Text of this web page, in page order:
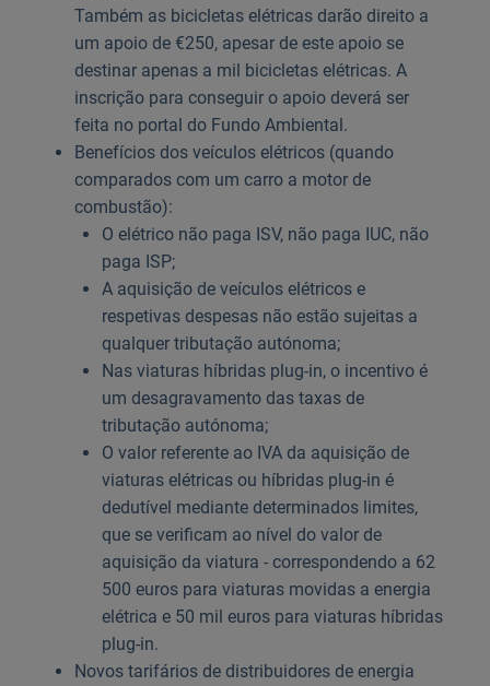
Também as bicicletas elétricas darão direito a
um apoio de €250, apesar de este apoio se
destinar apenas a mil bicicletas elétricas. A
inscrição para conseguir o apoio deverá ser
feita no portal do Fundo Ambiental.
Benefícios dos veículos elétricos (quando
comparados com um carro a motor de
combustão):
O elétrico não paga ISV, não paga IUC, não
paga ISP;
A aquisição de veículos elétricos e
respetivas despesas não estão sujeitas a
qualquer tributação autónoma;
Nas viaturas híbridas plug-in, o incentivo é
um desagravamento das taxas de
tributação autónoma;
O valor referente ao IVA da aquisição de
viaturas elétricas ou híbridas plug-in é
dedutível mediante determinados limites,
que se verificam ao nível do valor de
aquisição da viatura - correspondendo a 62
500 euros para viaturas movidas a energia
elétrica e 50 mil euros para viaturas híbridas
plug-in.
Novos tarifários de distribuidores de energia